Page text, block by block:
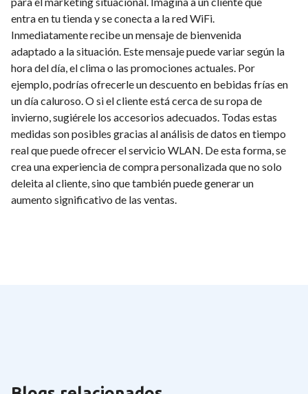
entra en tu tienda y se conecta a la red WiFi.
Inmediatamente recibe un mensaje de bienvenida
adaptado a la situación. Este mensaje puede variar según la
hora del día, el clima o las promociones actuales. Por
ejemplo, podrías ofrecerle un descuento en bebidas frías en
un día caluroso. O si el cliente está cerca de su ropa de
invierno, sugiérele los accesorios adecuados. Todas estas
medidas son posibles gracias al análisis de datos en tiempo
real que puede ofrecer el servicio WLAN. De esta forma, se
crea una experiencia de compra personalizada que no solo
deleita al cliente, sino que también puede generar un
aumento significativo de las ventas.